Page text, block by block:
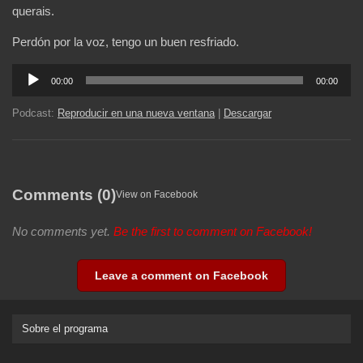
querais.
Perdón por la voz, tengo un buen resfriado.
Reproductor
audio
00:00 00:00
Podcast: Reproducir en una nueva ventana Descargar
Comments (0)View on Facebook
No comments yet. Be the first to comment on Facebook!
Leave a comment on Facebook
Sobre el programa